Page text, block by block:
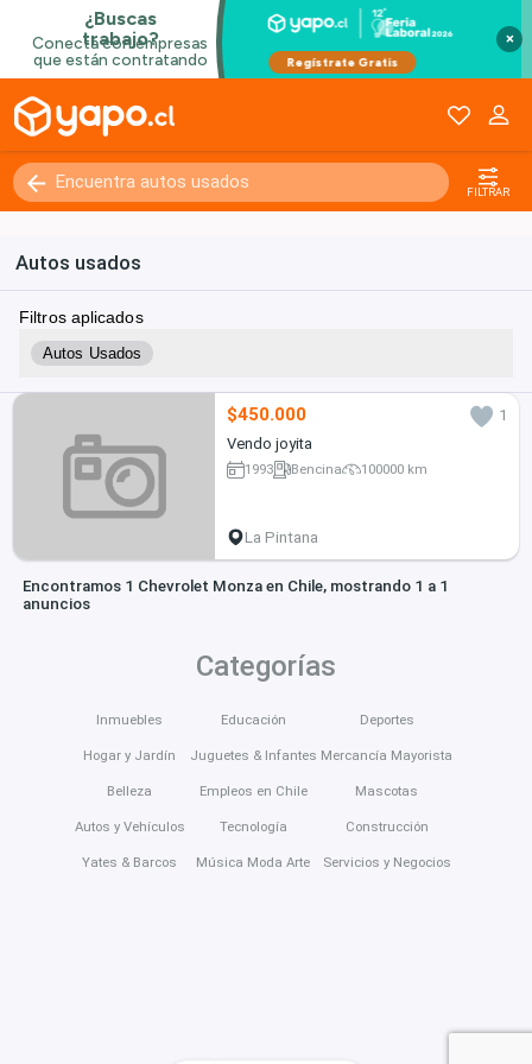
×
FILTRAR
Autos usados
Filtros aplicados
Autos Usados
$450.000
1
Vendo joyita
1993 Bencina 100000 km
La Pintana
Encontramos 1 Chevrolet Monza en Chile, mostrando 1 a 1
anuncios
Categorías
Inmuebles
Hogar y Jardín
Belleza
Autos y Vehículos
Yates & Barcos
Educación
Juguetes & Infantes
Empleos en Chile
Tecnología
Música Moda Arte
Deportes
Mercancía Mayorista
Mascotas
Construcción
Servicios y Negocios
Kilómetros 0 - 250000+